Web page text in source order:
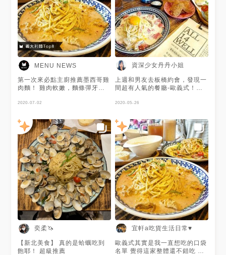
MENU NEWS
第一次來必點主廚推薦墨西哥雞
肉麵！ 雞肉軟嫩，麵條彈牙吸
到彩椒香氣！ 還有老闆研發的
也能飽餐一頓， 而且寵物友
善，女生們可以列入約會餐廳
喔！ 感謝美食客@宜軒a吃貨生
活日常♥ 分享的美食照❤️
2020-07-02
資深少女丹丹小姐
上週和男友去板橋約會，發現一
間超有人氣的餐廳-歐義式！！
市中間， 除了意大利麵、燉飯
且有些口味跟外面不太一樣，很
有意思很值得嘗試！！ 網
址:https://reurl.cc/NjOGY6 我
點了兩款麵並升級雙人套餐，外
加一份松露薯條， OMG他們的
雙人套餐加購真的超划算，才
$189就有兩套沙拉、湯、麵
包、飲料跟4支雞翅，當然用力
給他升級啦！！ 沙拉跟湯品完
整一套美美的送上桌，是我最愛
的南瓜湯呢~散發金黃光澤的南
瓜湯濃淡適中，鹹香溫潤不覺得
膩，同時吃的到南瓜纖維，旁邊
的軟式香蒜麵包蒜香味十足，柔
軟的麵包沾上南瓜濃湯，平衡了
蒜味使風味更加柔和~ 後頭的沙
拉清脆爽口，不論是我的和風醬
2020-05-26
奕柔🦄
【新北美食】 真的是蛤蠣吃到
飽耶！ 超級推薦
宜軒a吃貨生活日常♥
歐義式其實是我一直想吃的口袋
名單 覺得這家整體還不錯吃 而